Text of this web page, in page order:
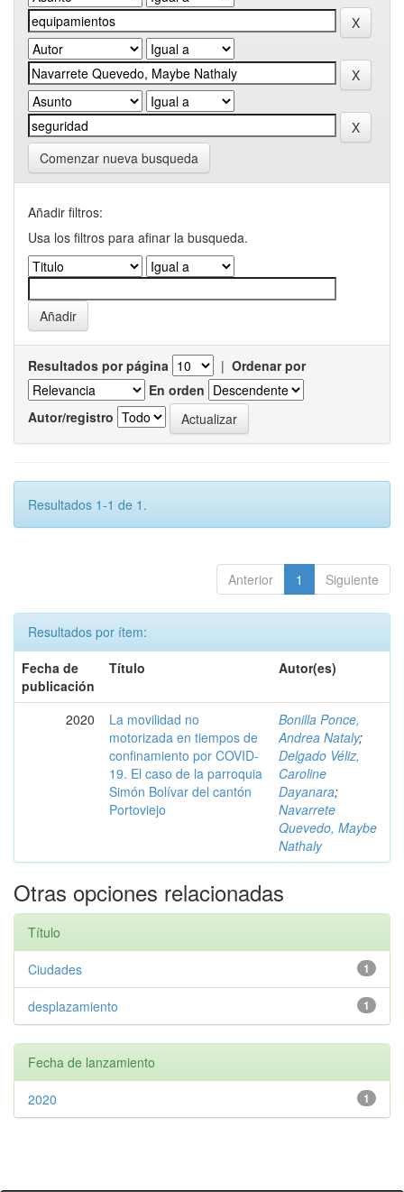
Comenzar nueva busqueda
Añadir filtros:
Usa los filtros para afinar la busqueda.
Resultados por página | Ordenar por
En orden
Autor/registro
Resultados 1-1 de 1.
Anterior 1 Siguiente
Resultados por ítem:
Fecha de
publicación
Título Autor(es)
2020
La movilidad no
motorizada en tiempos de
confinamiento por COVID-
19. El caso de la parroquia
Simón Bolívar del cantón
Portoviejo
Bonilla Ponce,
Andrea Nataly;
Delgado Véliz,
Caroline
Dayanara;
Navarrete
Quevedo, Maybe
Nathaly
Otras opciones relacionadas
Título
1
Ciudades
1
desplazamiento
Fecha de lanzamiento
1
2020